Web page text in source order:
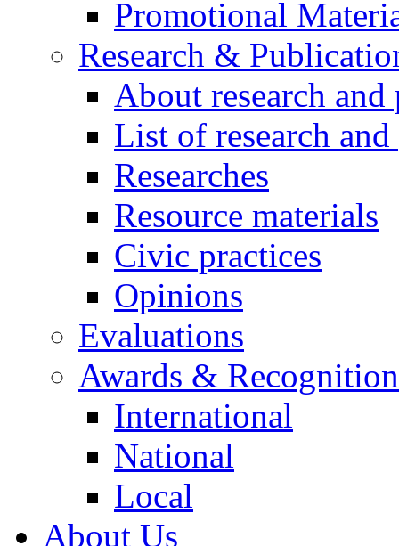
Promotional
Research &
About research
List of research
Researches
Resource materials
Civic practices
Opinions
Evaluations
Awards &
International
National
Local
About Us